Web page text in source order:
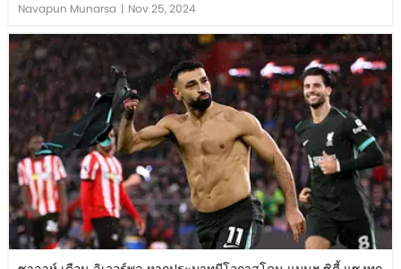
Navapun Munarsa | Nov 25, 2024